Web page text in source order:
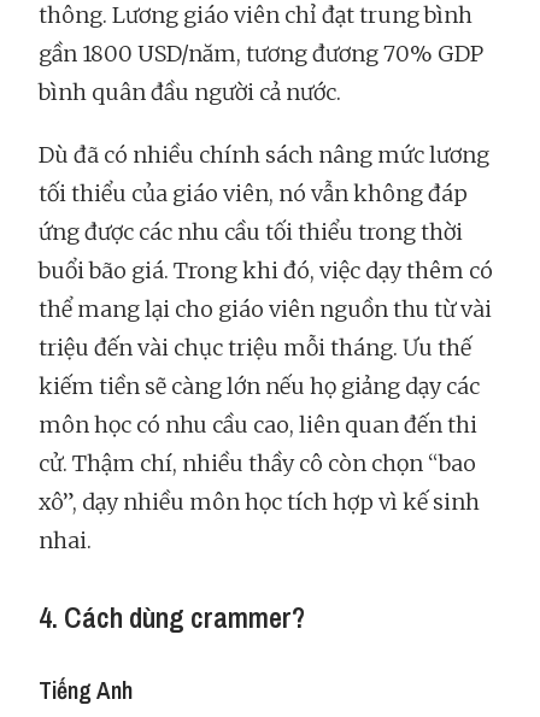
thông. Lương giáo viên chỉ đạt trung bình
gần 1800 USD/năm, tương đương 70% GDP
bình quân đầu người cả nước.
Dù đã có nhiều chính sách nâng mức lương
tối thiểu của giáo viên, nó vẫn không đáp
ứng được các nhu cầu tối thiểu trong thời
buổi bão giá. Trong khi đó, việc dạy thêm có
thể mang lại cho giáo viên nguồn thu từ vài
triệu đến vài chục triệu mỗi tháng. Ưu thế
kiếm tiền sẽ càng lớn nếu họ giảng dạy các
môn học có nhu cầu cao, liên quan đến thi
cử. Thậm chí, nhiều thầy cô còn chọn “bao
xô”, dạy nhiều môn học tích hợp vì kế sinh
nhai.
4. Cách dùng crammer?
Tiếng Anh